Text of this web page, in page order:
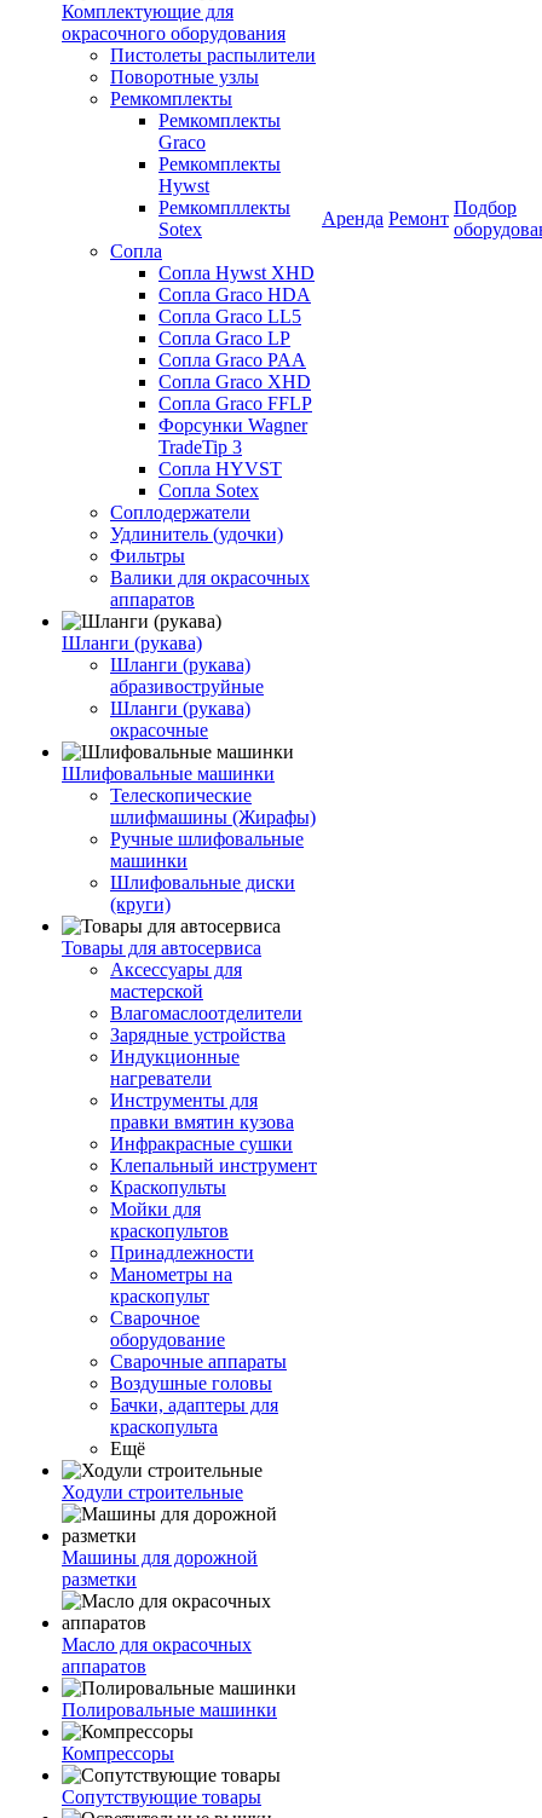
Комплектующие для
окрасочного оборудования
Пистолеты распылители
Поворотные узлы
Ремкомплекты
Ремкомплекты
Graco
Ремкомплекты
Hywst
Ремкомпллекты
Sotex
Сопла
Сопла Hywst XHD
Сопла Graco HDA
Сопла Graco LL5
Сопла Graco LP
Сопла Graco PAA
Сопла Graco XHD
Сопла Graco FFLP
Форсунки Wagner
TradeTip 3
Сопла HYVST
Сопла Sotex
Соплодержатели
Удлинитель (удочки)
Фильтры
Валики для окрасочных
аппаратов
Шланги (рукава)
Шланги (рукава)
абразивоструйные
Шланги (рукава)
окрасочные
Шлифовальные машинки
Телескопические
шлифмашины (Жирафы)
Ручные шлифовальные
машинки
Шлифовальные диски
(круги)
Товары для автосервиса
Аксессуары для
мастерской
Влагомаслоотделители
Зарядные устройства
Индукционные
нагреватели
Инструменты для
правки вмятин кузова
Инфракрасные сушки
Клепальный инструмент
Краскопульты
Мойки для
краскопультов
Принадлежности
Манометры на
краскопульт
Сварочное
оборудование
Сварочные аппараты
Воздушные головы
Бачки, адаптеры для
краскопульта
Ещё
Ходули строительные
Машины для дорожной
разметки
Масло для окрасочных
аппаратов
Полировальные машинки
Компрессоры
Сопутствующие товары
Аренда Ремонт
Подбор